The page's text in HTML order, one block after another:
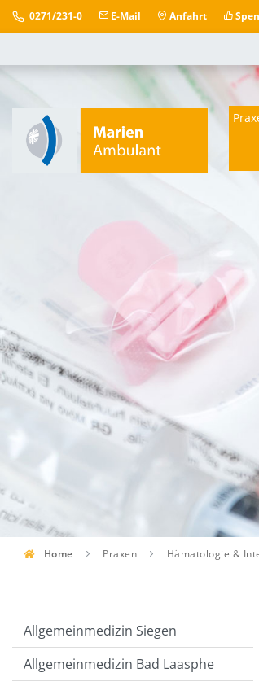
0271/231-0 E-Mail Anfahrt
Home Praxen Hämatologie &
Allgemeinmedizin Siegen
Allgemeinmedizin Bad Laasphe